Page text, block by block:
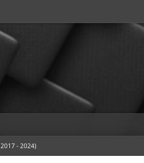
- 2024)